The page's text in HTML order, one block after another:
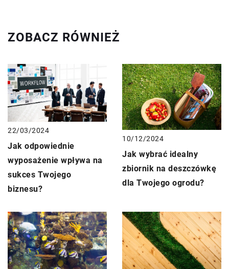
ZOBACZ RÓWNIEŻ
22/03/2024
Jak odpowiednie
wyposażenie wpływa na
sukces Twojego
biznesu?
10/12/2024
Jak wybrać idealny
zbiornik na deszczówkę
dla Twojego ogrodu?